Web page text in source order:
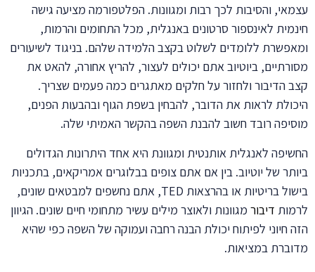
עצמאי, והסיבות לכך רבות ומגוונות. הפלטפורמה מציעה גישה
חינמית לאינספור סרטונים באנגלית, מכל התחומים והרמות,
ומאפשרת ללומדים לשלוט בקצב הלמידה שלהם. בניגוד לשיעורים
מסורתיים, ביוטיוב אתם יכולים לעצור, להריץ אחורה, להאט את
קצב הדיבור ולחזור על חלקים מאתגרים כמה פעמים שצריך.
היכולת לראות את הדובר, להבחין בשפת הגוף ובהבעות הפנים,
מוסיפה רובד חשוב להבנת השפה בהקשר האמיתי שלה.
החשיפה לאנגלית אותנטית ומגוונת היא אחד היתרונות הגדולים
ביותר של יוטיוב. בין אם אתם צופים בבלוגרים אמריקאים, בתכניות
בישול בריטיות או בהרצאות TED, אתם נחשפים למבטאים שונים,
לרמות דיבור מגוונות ולאוצר מילים עשיר מתחומי חיים שונים. הגיוון
הזה חיוני לפיתוח יכולת הבנה רחבה ועמוקה של השפה כפי שהיא
מדוברת במציאות.